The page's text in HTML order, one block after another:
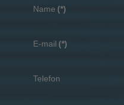
Name (*)
E-mail (*)
Telefon